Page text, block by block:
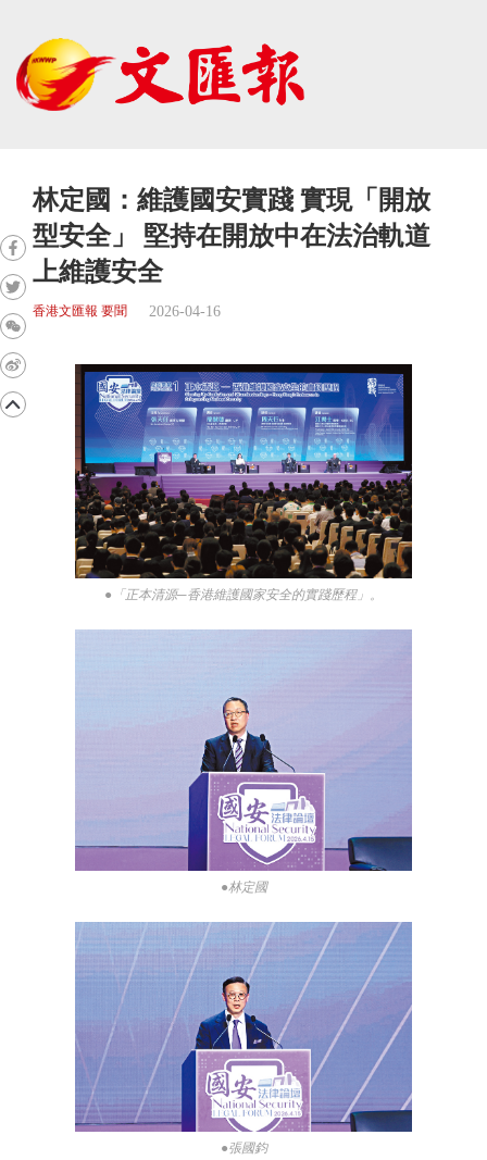
林定國：維護國安實踐 實現「開放
型安全」 堅持在開放中在法治軌道
上維護安全
香港文匯報 要聞 2026-04-16
●「正本清源─香港維護國家安全的實踐歷程」。
●林定國
●張國鈞